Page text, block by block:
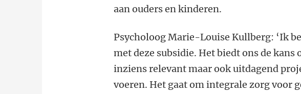
aan ouders en kinderen.
Psycholoog Marie-Louise Kullberg: ‘Ik
met deze subsidie. Het biedt ons de kans
inziens relevant maar ook uitdagend
voeren. Het gaat om integrale zorg voor